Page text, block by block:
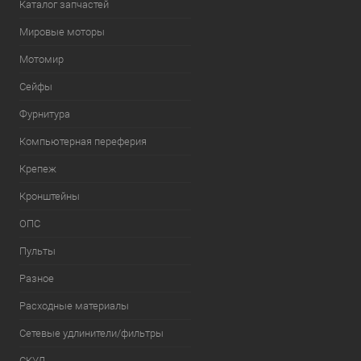
Каталог запчастей
Мировые моторы
Мотомир
Сейфы
Фурнитура
Компьютерная переферия
Крепеж
Кронштейны
ОПС
Пульты
Разное
Расходные материалы
Сетевые удлинители/фильтры